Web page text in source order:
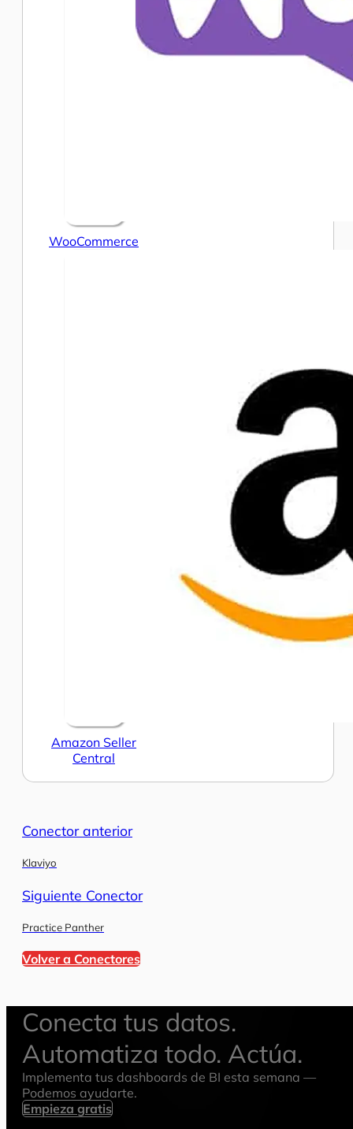
WooCommerce
Amazon Seller
Central
Conector anterior
Klaviyo
Siguiente Conector
Practice Panther
Volver a Conectores
Conecta tus datos.
Automatiza todo. Actúa.
Implementa tus dashboards de BI esta semana —
Podemos ayudarte.
Empieza gratis